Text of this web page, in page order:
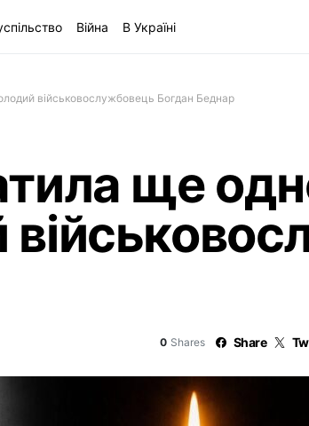
Війна В Україні
військовослужбовець Богдан Беднар
ще
0 Shares Share